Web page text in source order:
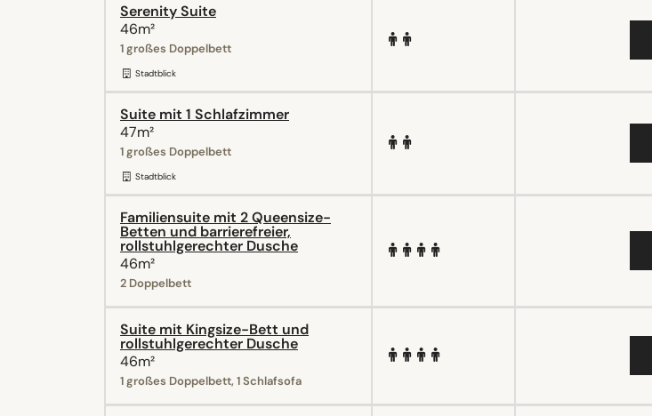
Serenity Suite
46m²
1 großes Doppelbett
Stadtblick
Suite mit 1 Schlafzimmer
47m²
1 großes Doppelbett
Stadtblick
Familiensuite mit 2 Queensize-
Betten und barrierefreier,
rollstuhlgerechter Dusche
46m²
2 Doppelbett
Suite mit Kingsize-Bett und
rollstuhlgerechter Dusche
46m²
1 großes Doppelbett, 1 Schlafsofa